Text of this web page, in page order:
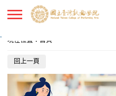
.
現在位置 ： 首頁
回上一頁